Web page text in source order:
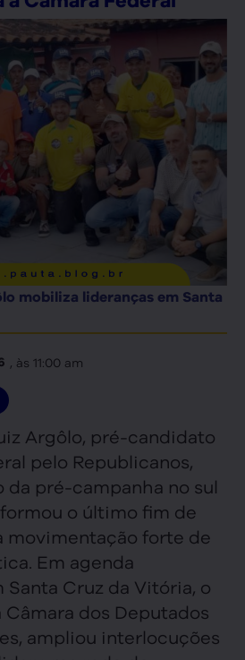
mobiliza lideranças em Santa
, às 11:00 am
Argôlo, pré-candidato
pelo Republicanos,
pré-campanha no sul
o último fim de
movimentação forte de
Em agenda
Cruz da Vitória, o
dos Deputados
ampliou interlocuções